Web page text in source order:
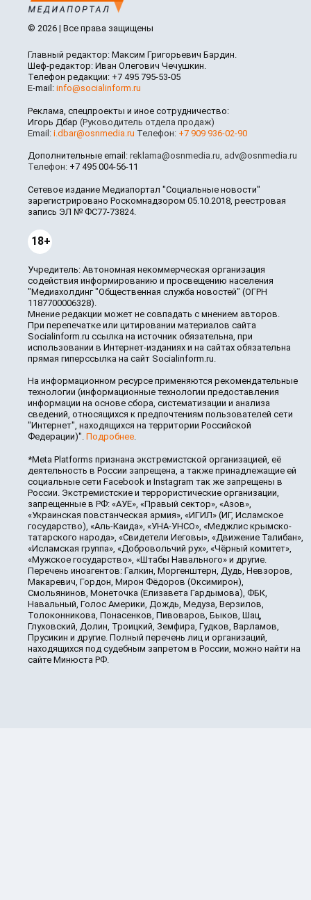
© 2026 | Все права защищены
Главный редактор: Максим Григорьевич Бардин.
Шеф-редактор: Иван Олегович Чечушкин.
Телефон редакции: +7 495 795-53-05
E-mail: info@socialinform.ru
Реклама, спецпроекты и иное сотрудничество:
Игорь Дбар (Руководитель отдела продаж)
Email: i.dbar@osnmedia.ru Телефон: +7 909 936-02-90
Дополнительные email: reklama@osnmedia.ru, adv@osnmedia.ru
Телефон: +7 495 004-56-11
Сетевое издание Медиапортал "Социальные новости"
зарегистрировано Роскомнадзором 05.10.2018, реестровая
запись ЭЛ № ФС77-73824.
18+
Учредитель: Автономная некоммерческая организация
содействия информированию и просвещению населения
"Медиахолдинг "Общественная служба новостей" (ОГРН
1187700006328).
Мнение редакции может не совпадать с мнением авторов.
При перепечатке или цитировании материалов сайта
Socialinform.ru ссылка на источник обязательна, при
использовании в Интернет-изданиях и на сайтах обязательна
прямая гиперссылка на сайт Socialinform.ru.
На информационном ресурсе применяются рекомендательные
технологии (информационные технологии предоставления
информации на основе сбора, систематизации и анализа
сведений, относящихся к предпочтениям пользователей сети
"Интернет", находящихся на территории Российской
Федерации)". Подробнее.
*Meta Platforms признана экстремистской организацией, её
деятельность в России запрещена, а также принадлежащие ей
социальные сети Facebook и Instagram так же запрещены в
России. Экстремистские и террористические организации,
запрещенные в РФ: «АУЕ», «Правый сектор», «Азов»,
«Украинская повстанческая армия», «ИГИЛ» (ИГ, Исламское
государство), «Аль-Каида», «УНА-УНСО», «Меджлис крымско-
татарского народа», «Свидетели Иеговы», «Движение Талибан»,
«Исламская группа», «Добровольчий рух», «Чёрный комитет»,
«Мужское государство», «Штабы Навального» и другие.
Перечень иноагентов: Галкин, Моргенштерн, Дудь, Невзоров,
Макаревич, Гордон, Мирон Фёдоров (Оксимирон),
Смольянинов, Монеточка (Елизавета Гардымова), ФБК,
Навальный, Голос Америки, Дождь, Медуза, Верзилов,
Толоконникова, Понасенков, Пивоваров, Быков, Шац,
Глуховский, Долин, Троицкий, Земфира, Гудков, Варламов,
Прусикин и другие. Полный перечень лиц и организаций,
находящихся под судебным запретом в России, можно найти на
сайте Минюста РФ.